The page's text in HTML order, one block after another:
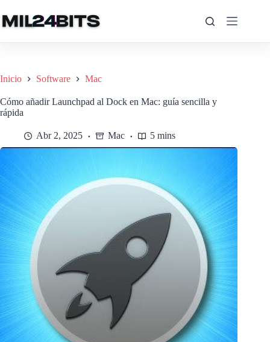
al
contenido
Inicio Software Mac
Cómo añadir Launchpad al Dock en Mac: guía sencilla y
rápida
Abr 2, 2025 Mac 5 mins